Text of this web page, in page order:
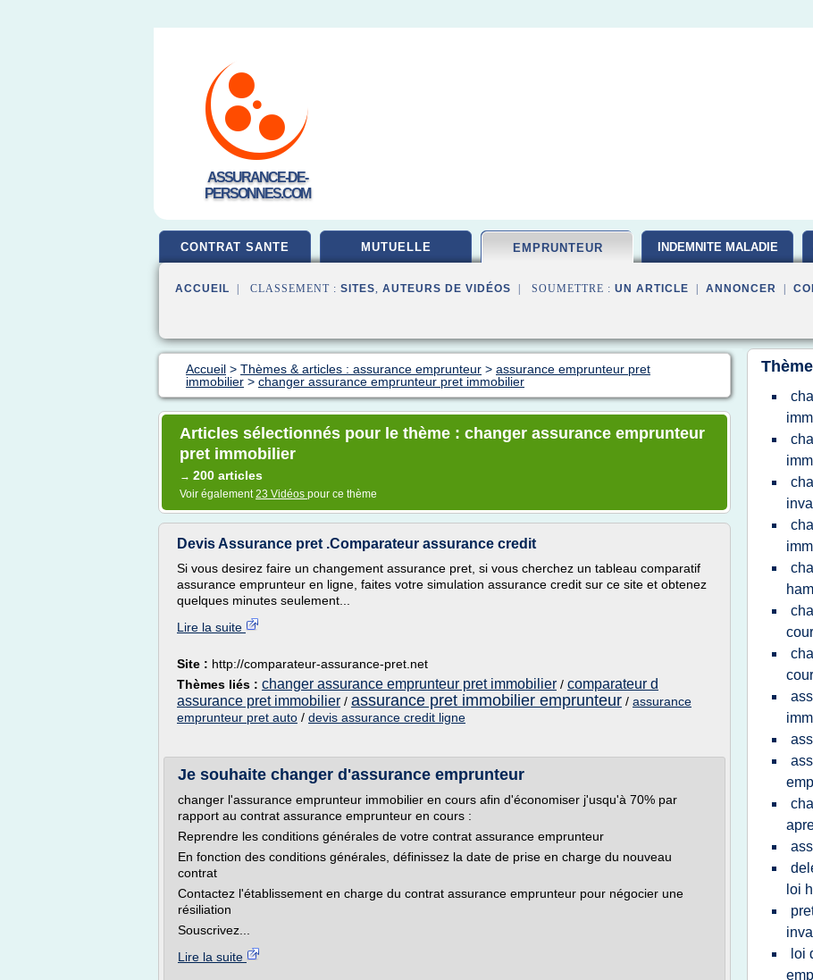
ASSURANCE-DE-
PERSONNES.COM
CONTRAT SANTE MUTUELLE EMPRUNTEUR INDEMNITE MALADIE
ACCUEIL | CLASSEMENT : SITES, AUTEURS DE VIDÉOS | SOUMETTRE : UN ARTICLE ANNONCER
Accueil > Thèmes & articles : assurance emprunteur > assurance emprunteur pret
immobilier > changer assurance emprunteur pret immobilier
Articles sélectionnés pour le thème : changer assurance emprunteur
pret immobilier
→ 200 articles
Voir également23 Vidéos pour ce thème
Devis Assurance pret .Comparateur assurance credit
Si vous desirez faire un changement assurance pret, si vous cherchez un tableau comparatif
assurance emprunteur en ligne, faites votre simulation assurance credit sur ce site et obtenez
quelques minutes seulement...
Lire la suite
Site : http://comparateur-assurance-pret.net
Thèmes liés : changer assurance emprunteur pret immobilier / comparateur d
assurance pret immobilier / assurance pret immobilier emprunteur / assurance
emprunteur pret auto / devis assurance credit ligne
Je souhaite changer d'assurance emprunteur
changer l'assurance emprunteur immobilier en cours afin d'économiser j'usqu'à 70% par
rapport au contrat assurance emprunteur en cours :
Reprendre les conditions générales de votre contrat assurance emprunteur
En fonction des conditions générales, définissez la date de prise en charge du nouveau
contrat
Contactez l'établissement en charge du contrat assurance emprunteur pour négocier une
résiliation
Souscrivez...
Lire la suite
loi
loi